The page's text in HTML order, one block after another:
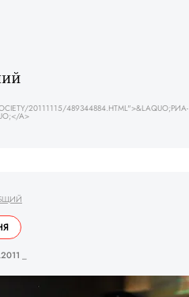
20111115/489344884.HTML">&LAQUO;РИА-
A>
_